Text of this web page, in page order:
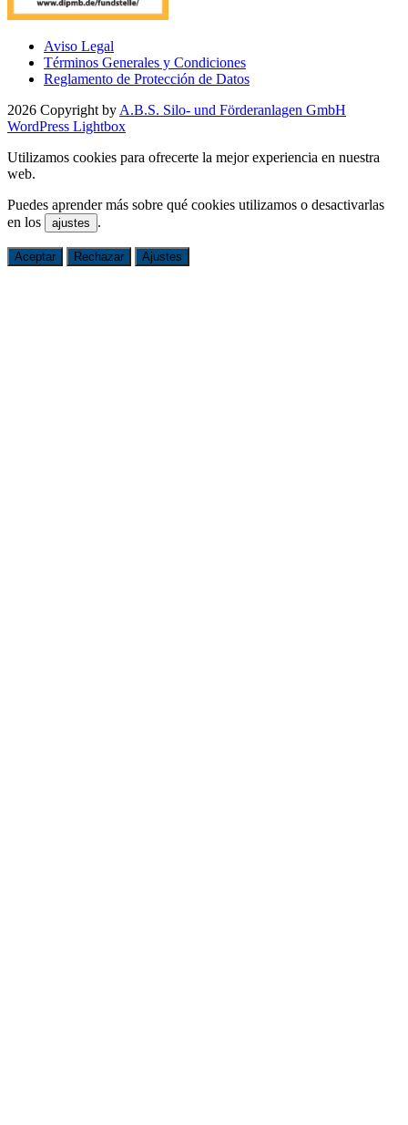
Aviso Legal
Términos Generales y Condiciones
Reglamento de Protección de Datos
2026 Copyright by A.B.S. Silo- und Förderanlagen GmbH
WordPress Lightbox
Utilizamos cookies para ofrecerte la mejor experiencia en nuestra
web.
Puedes aprender más sobre qué cookies utilizamos o desactivarlas
en los
ajustes .
Aceptar Rechazar Ajustes